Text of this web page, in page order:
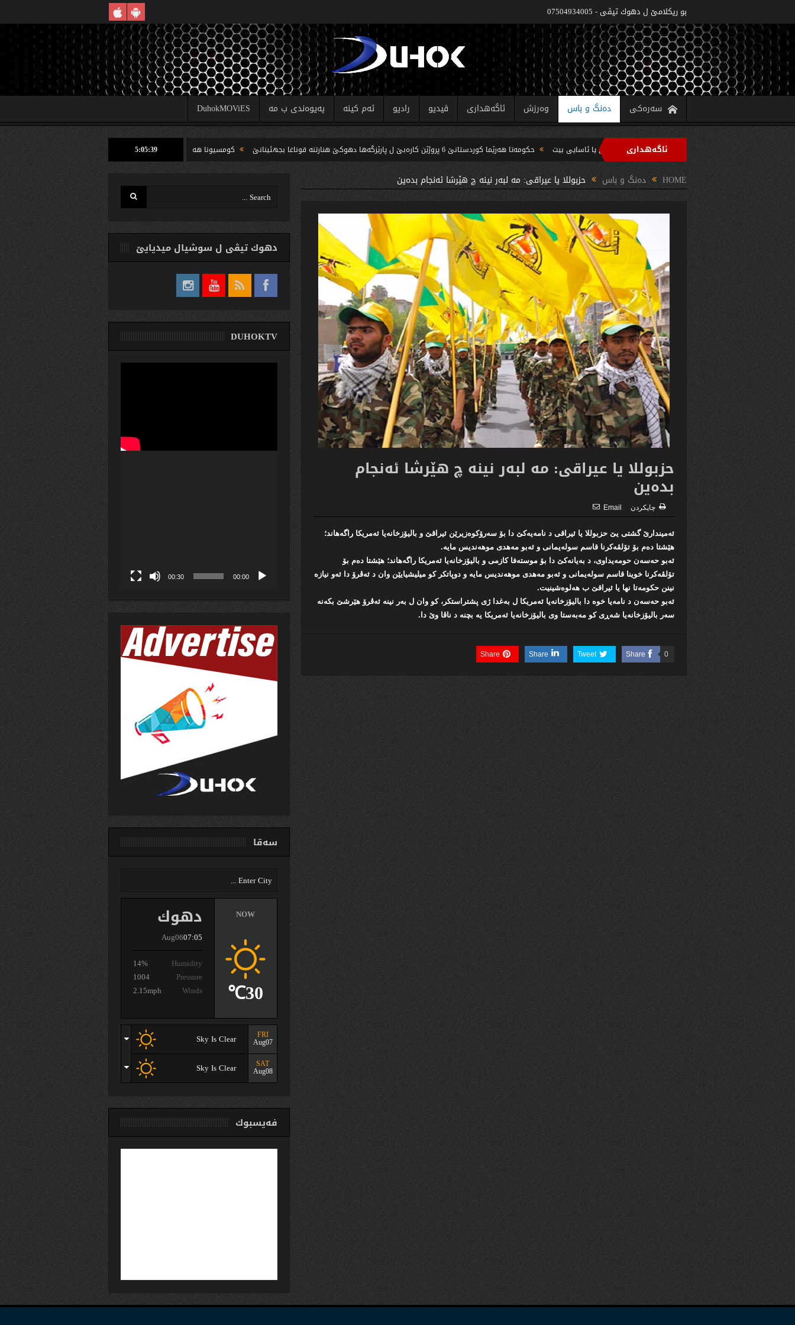
بو ريكلامێ ل دهوك تیڤی - 07504934005
سەرەکی دەنگ و باس وەرزش ئاگەهداری ڤیدیو رادیو ئەم کینە پەیوەندی ب مە DuhokMOViES
ئاگەهداری په‌روه‌ردێ: ده‌واما سالا خواندنێ 2022/2021 دێ یا ئاسایى بیت حکومەتا هەرێما کوردستانێ 6 پروژێن کارەبێ ل پارێزگەها دهوکێ هنارتنه‌ قوناغا بجهئینانێ
كومسیونا هه‌لبژارتنان ل شێخان ب رێكا دهوك تیڤى داخوازێ ژ وه‌لاتییان دكه‌ت
سه‌رپه‌رشتیا مه‌سرور بارزانى جڤاتا وه‌زیران كومبوو و چه‌ندین بریار ده‌رئێخستن
5:05:40
HOME دەنگ و باس حزبوللا یا عیراقی: مە لبەر نینە چ هێرشا ئەنجام بدەین
حزبوللا یا عیراقی: مە لبەر نینە چ هێرشا ئەنجام
بدەین
چاپكردن Email
ئەمیندارێ گشتی یێ حزبوللا یا ئیراقی د نامەیەکێ دا بۆ سەرۆکوەزیرێن ئیراقێ و بالیۆزخانەیا ئەمریکا راگەھاند؛
ھێشتا دەم بۆ تۆلڤەکرنا قاسم سولەیمانی و ئەبو مەھدی موھەندیس مایە.
ئەبو حەسەن حومەیداوی، د بەیانەکێ دا بۆ موستەفا کازمی و بالیۆزخانەیا ئەمریکا راگەھاند؛ ھێشتا دەم بۆ
تۆلڤەکرنا خوینا قاسم سولەیمانی و ئەبو مەھدی موھەندیس مایه‌ و دوپاتکر کو میلیشیایێن وان د ئەڤرۆ دا ئەو نیازە
نینن حکومەتا نھا یا ئیراقێ ب ھەلوەشینیت.
ئەبو حەسەن د نامەیا خوە دا بالیۆزخانەیا ئەمریکا ل بەغدا ژی پشتراستکر، کو وان ل بەر نینە ئەڤرۆ ھێرشێ بکەنە
سەر بالیۆزخانەیا شەڕی کو مەبەستا وی بالیۆزخانەیا ئەمریکا یە بچنە د ناڤا وێ دا.
Share 0
Tweet
Share
Share
دهوك تیڤی ل سوشیال ميديایێ
DUHOKTV
00:00
00:30
سەقا
دهوك
Aug0607:05
Humidity
14%
Pressure
1004
Winds
2.15mph
NOW
30℃
FRI
Aug07
Sky Is Clear
SAT
Aug08
Sky Is Clear
فەیسبوك